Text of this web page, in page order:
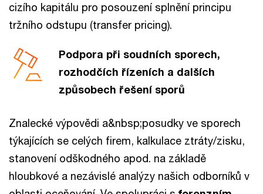
cizího kapitálu pro posouzení splnění principu
tržního odstupu (transfer pricing).
Podpora při soudních sporech,
rozhodčích řízeních a dalších
způsobech řešení sporů
Znalecké výpovědi a&nbsp;posudky ve sporech
týkajících se celých firem, kalkulace ztráty/zisku,
stanovení odškodného apod. na základě
hloubkové a nezávislé analýzy našich odborníků v